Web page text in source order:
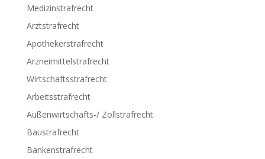
Medizinstrafrecht
Arztstrafrecht
Apothekerstrafrecht
Arzneimittelstrafrecht
Wirtschaftsstrafrecht
Arbeitsstrafrecht
Außenwirtschafts-/ Zollstrafrecht
Baustrafrecht
Bankenstrafrecht